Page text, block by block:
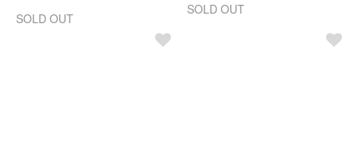
SOLD OUT
SOLD OUT